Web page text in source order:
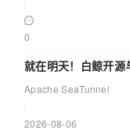
0
就在明天！白鲸开
Apache SeaTunnel
2026-08-06